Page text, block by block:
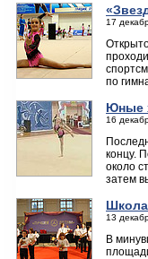
17
по
Юные
16
концу.
около
затем
Школа
13
В